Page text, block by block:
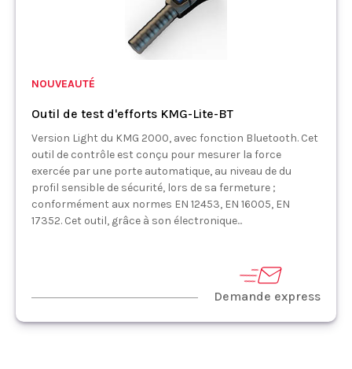
NOUVEAUTÉ
Outil de test d'efforts KMG-Lite-BT
Version Light du KMG 2000, avec fonction Bluetooth. Cet
outil de contrôle est conçu pour mesurer la force
exercée par une porte automatique, au niveau de du
profil sensible de sécurité, lors de sa fermeture ;
conformément aux normes EN 12453, EN 16005, EN
17352. Cet outil, grâce à son électronique...
Demande express